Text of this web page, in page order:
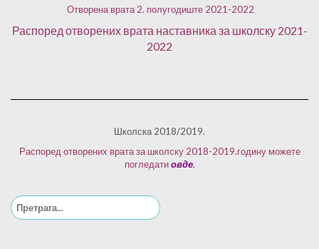
Отворена врата 2. полугодиште 2021-2022
Распоред отворених врата наставника за школску 2021-
2022
Школска 2018/2019.
Распоред отворених врата за школску 2018-2019.годину можете
погледатиовде.
Search
for: